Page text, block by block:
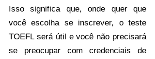
Isso significa que, onde quer que
você escolha se inscrever, o teste
TOEFL será útil e você não precisará
se preocupar com credenciais de